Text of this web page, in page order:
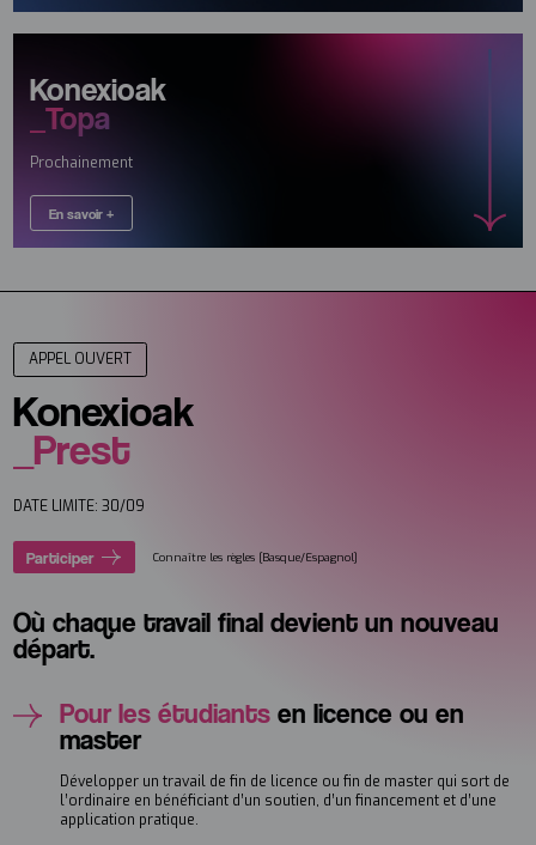
Konexioak
_Topa
Prochainement
En savoir +
APPEL OUVERT
Konexioak
_Prest
DATE LIMITE: 30/09
Participer Connaître les règles [Basque/Espagnol]
Où chaque travail final devient un nouveau
départ.
Pour les étudiants en licence ou en
master
Développer un travail de fin de licence ou fin de master qui sort de
l’ordinaire en bénéficiant d’un soutien, d’un financement et d’une
application pratique.